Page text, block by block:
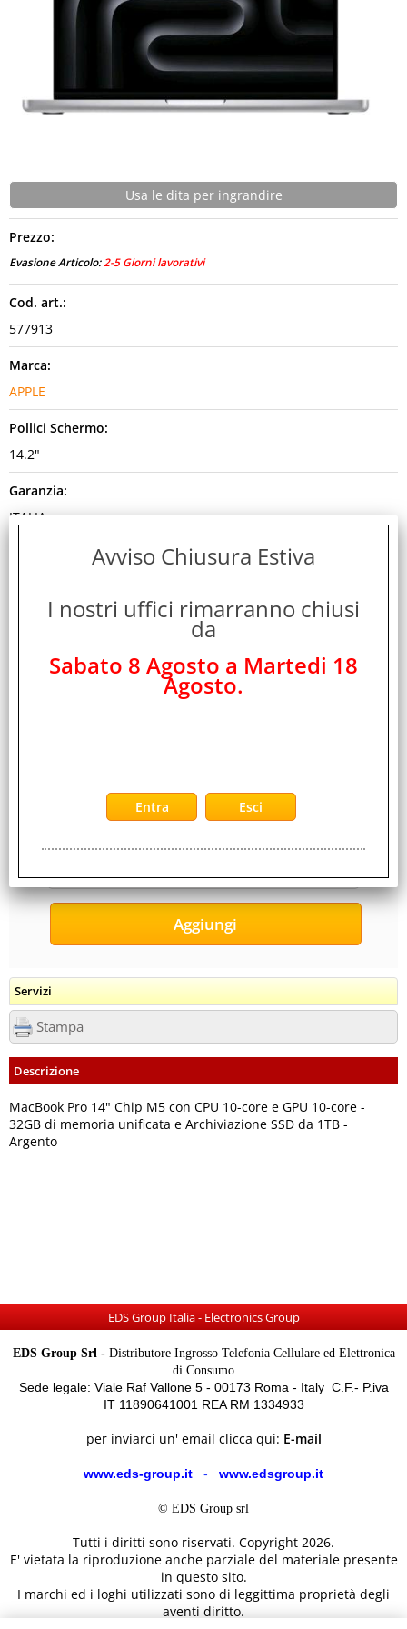
Usa le dita per ingrandire
Prezzo:
Evasione Articolo:2-5 Giorni lavorativi
Cod. art.:
577913
Marca:
APPLE
Pollici Schermo:
14.2"
Garanzia:
ITALIA
Cod. EAN:
Cod. Produttore:
Servizi
Stampa
Descrizione
MacBook Pro 14" Chip M5 con CPU 10-core e GPU 10-core -
32GB di memoria unificata e Archiviazione SSD da 1TB -
Argento
EDS Group Italia - Electronics Group
EDS Group Srl -Distributore Ingrosso Telefonia Cellulare ed Elettronica
di Consumo
Sede legale: Viale Raf Vallone 5 - 00173 Roma - Italy C.F.- P.iva
IT 11890641001 REA RM 1334933
per inviarci un' email clicca qui: E-mail
www.eds-group.it - www.edsgroup.it
© EDS Group srl
Tutti i diritti sono riservati. Copyright 2026.
E' vietata la riproduzione anche parziale del materiale presente
in questo sito.
I marchi ed i loghi utilizzati sono di leggittima proprietà degli
aventi diritto.
Avviso Chiusura Estiva
I nostri uffici rimarranno chiusi
da
Sabato 8 Agosto a Martedi 18
Agosto.